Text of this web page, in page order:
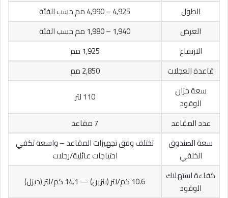
الطول
4,925 – 4,990 مم حسب الفئة
العرض
1,940 – 1,980 مم حسب الفئة
الارتفاع
1,925 مم
قاعدة العجلات
2,850 مم
سعة خزان
الوقود
110 لتر
عدد المقاعد
7 مقاعد
سعة الصندوق
الخلفي
تختلف وفق تجهيزات المقاعد – واسعة تكفي
احتياجات عائلية/رحلات
كفاءة استهلاك
الوقود
10.6 كم/لتر (بنزين) — 14.1 كم/لتر (ديزل)